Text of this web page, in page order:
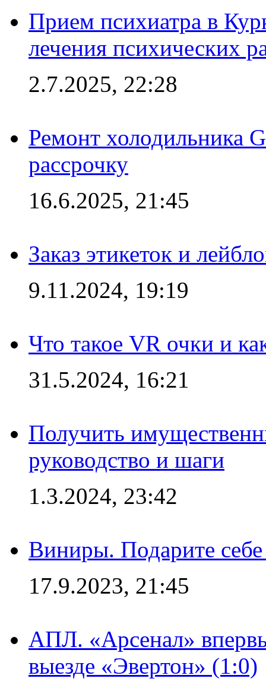
Прием психиатра в
лечения психических
2.7.2025, 22:28
Ремонт холодильника
рассрочку
16.6.2025, 21:45
Заказ этикеток и
9.11.2024, 19:19
Что такое VR очки и
31.5.2024, 16:21
Получить
руководство и шаги
1.3.2024, 23:42
Виниры. Подарите
17.9.2023, 21:45
АПЛ. «Арсенал»
выезде «Эвертон» (1:0)